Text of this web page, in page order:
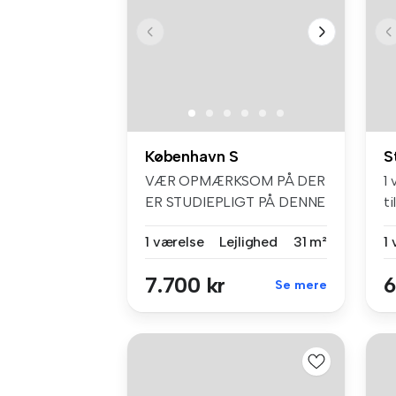
København S
VÆR OPMÆRKSOM PÅ DER
ER STUDIEPLIGT PÅ DENNE
1 værelse
Lejlighed 31 m²
7.700 kr Se mere
1
1